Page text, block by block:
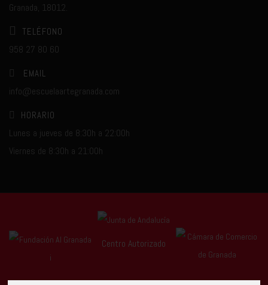
Granada, 18012.
TELÉFONO
958 27 80 60
EMAIL
info@escuelaartegranada.com
HORARIO
Lunes a jueves de 8:30h a 22:00h
Viernes de 8:30h a 21:00h
Centro Autorizado